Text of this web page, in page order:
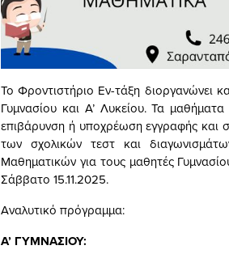
Το Φροντιστήριο Εν-τάξη διοργανώνει
Γυμνασίου και Α’ Λυκείου. Τα
επιβάρυνση ή υποχρέωση εγγραφής και
των σχολικών τεστ και
Μαθηματικών για τους μαθητές
Σάββατο 15.11.2025.
Αναλυτικό πρόγραμμα:
Α’ ΓΥΜΝΑΣΙΟΥ: